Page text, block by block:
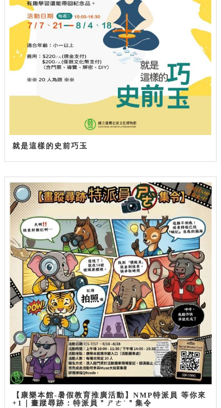
就是這樣的史前巧玉
【康樂本館-暑假教育推廣活動】NMP特派員 等你來
+1｜畫蹤尋跡：特派員＂ㄕㄜˋ＂集令